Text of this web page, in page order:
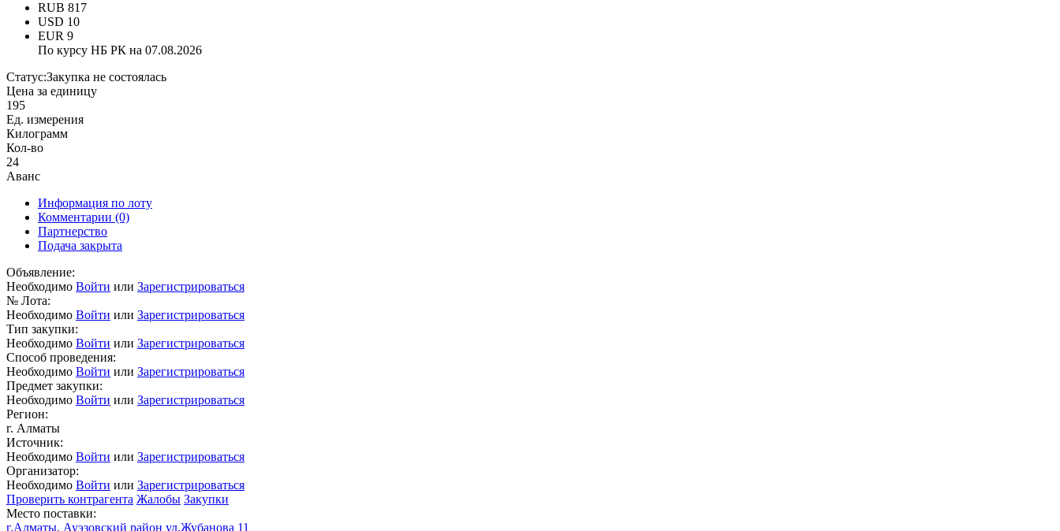
RUB 817
USD 10
EUR 9
По курсу НБ РК на 07.08.2026
Статус:Закупка не состоялась
Цена за единицу
195
Ед. измерения
Килограмм
Кол-во
24
Аванс
Информация по лоту
Комментарии (0)
Партнерство
Подача закрыта
Объявление:
Необходимо Войти или Зарегистрироваться
№ Лота:
Необходимо Войти или Зарегистрироваться
Тип закупки:
Необходимо Войти или Зарегистрироваться
Способ проведения:
Необходимо Войти или Зарегистрироваться
Предмет закупки:
Необходимо Войти или Зарегистрироваться
Регион:
г. Алматы
Источник:
Необходимо Войти или Зарегистрироваться
Организатор:
Необходимо Войти или Зарегистрироваться
Проверить контрагента Жалобы Закупки
Место поставки:
г.Алматы, Ауэзовский район ул.Жубанова 11